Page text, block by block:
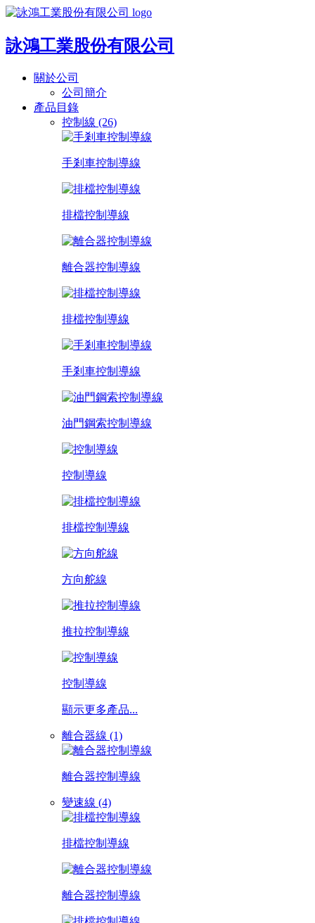
詠鴻工業股份有限公司
關於公司
公司簡介
產品目錄
控制線 (26)
手剎車控制導線
排檔控制導線
離合器控制導線
排檔控制導線
手剎車控制導線
油門鋼索控制導線
控制導線
排檔控制導線
方向舵線
推拉控制導線
控制導線
顯示更多產品...
離合器線 (1)
離合器控制導線
變速線 (4)
排檔控制導線
離合器控制導線